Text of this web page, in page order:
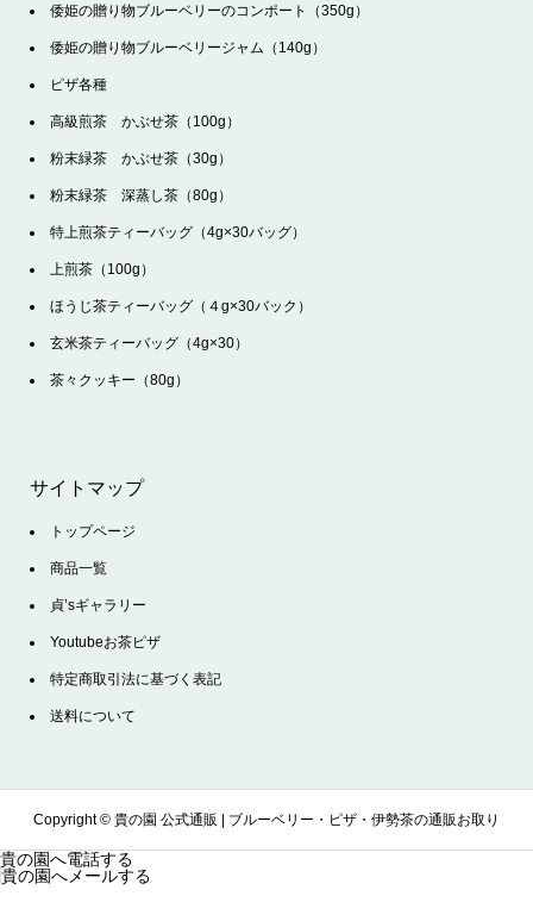
倭姫の贈り物ブルーベリーのコンポート（350g）
倭姫の贈り物ブルーベリージャム（140g）
ピザ各種
高級煎茶 かぶせ茶（100g）
粉末緑茶 かぶせ茶（30g）
粉末緑茶 深蒸し茶（80g）
特上煎茶ティーバッグ（4g×30バッグ）
上煎茶（100g）
ほうじ茶ティーバッグ（４g×30バック）
玄米茶ティーバッグ（4g×30）
茶々クッキー（80g）
サイトマップ
トップページ
商品一覧
貞’sギャラリー
Youtubeお茶ピザ
特定商取引法に基づく表記
送料について
Copyright © 貴の園 公式通販 | ブルーベリー・ピザ・伊勢茶の通販お取り
貴の園へ電話する
貴の園へメールする